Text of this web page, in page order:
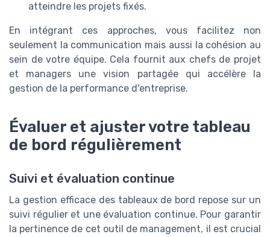
atteindre les projets fixés.
En intégrant ces approches, vous facilitez non
seulement la communication mais aussi la cohésion au
sein de votre équipe. Cela fournit aux chefs de projet
et managers une vision partagée qui accélère la
gestion de la performance d'entreprise.
Évaluer et ajuster votre tableau
de bord régulièrement
Suivi et évaluation continue
La gestion efficace des tableaux de bord repose sur un
suivi régulier et une évaluation continue. Pour garantir
la pertinence de cet outil de management, il est crucial